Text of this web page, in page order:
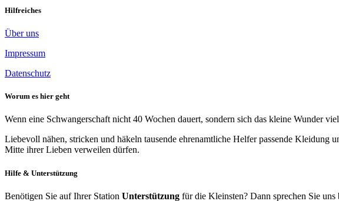
Hilfreiches
Über uns
Impressum
Datenschutz
Worum es hier geht
Wenn eine Schwangerschaft nicht 40 Wochen dauert, sondern sich das kleine Wunder
Liebevoll nähen, stricken und häkeln tausende ehrenamtliche Helfer passende
Mitte ihrer Lieben verweilen dürfen.
Hilfe & Unterstützung
Benötigen Sie auf Ihrer Station Unterstützung für die Kleinsten? Dann sprechen Sie